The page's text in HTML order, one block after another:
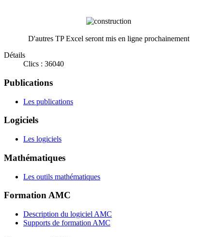
D'autres TP Excel seront mis en ligne prochainement
Détails
Clics : 36040
Publications
Les publications
Logiciels
Les logiciels
Mathématiques
Les outils mathématiques
Formation AMC
Description du logiciel AMC
Supports de formation AMC